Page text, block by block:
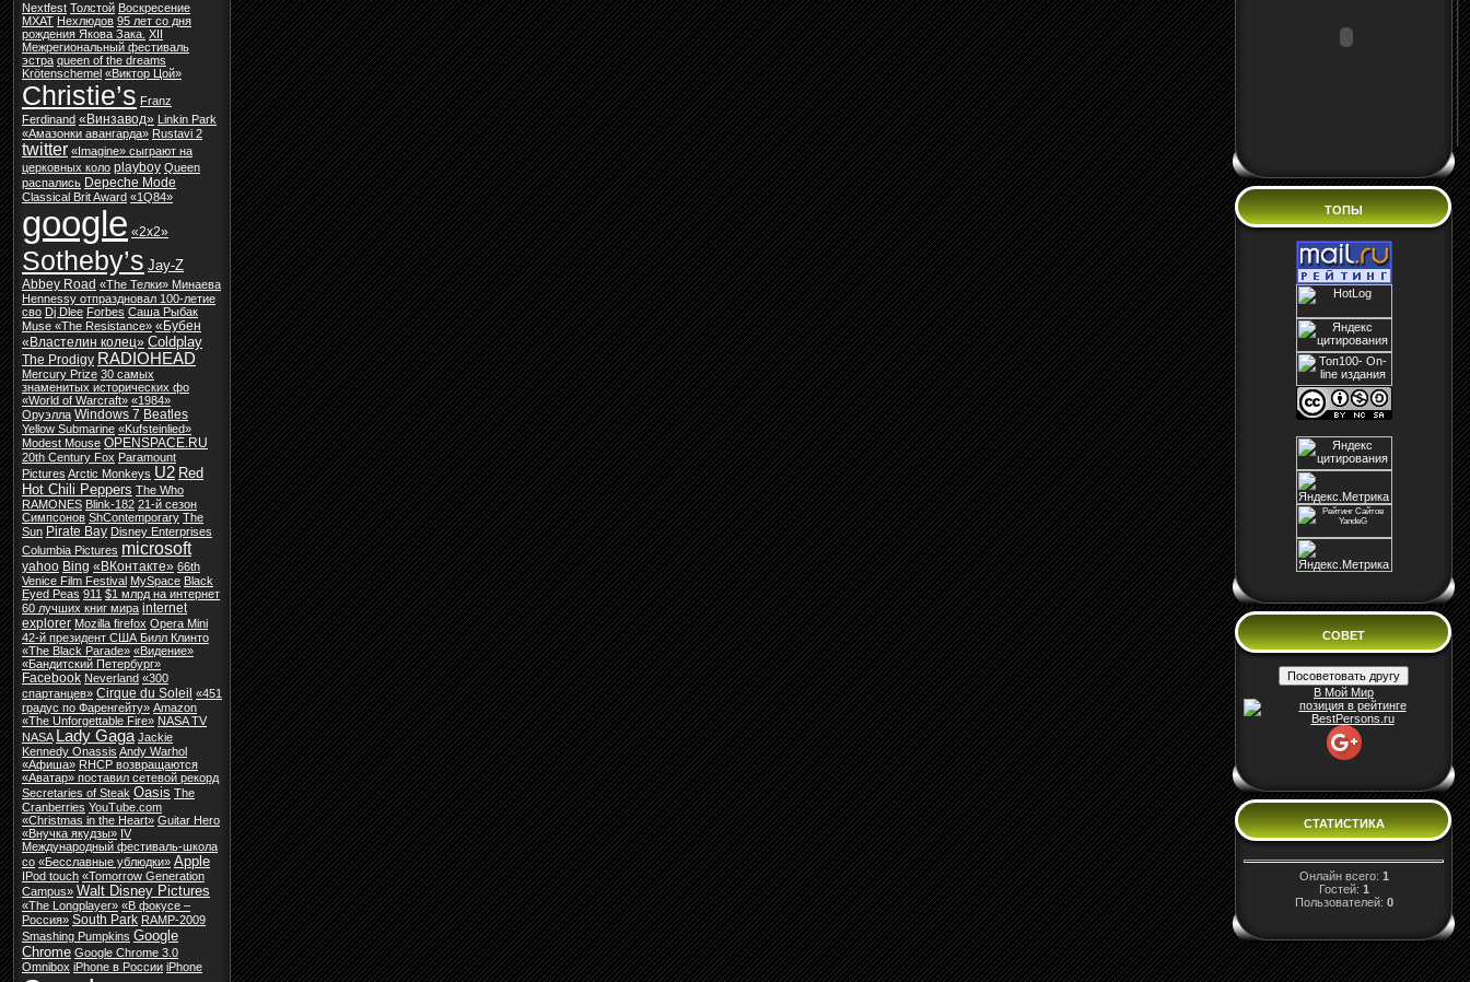
Nextfest Толстой Воскресение
МХАТ Нехлюдов 95 лет со дня
рождения Якова Зака. XII
Межрегиональный фестиваль
эстра queen of the dreams
Krötenschemel «Виктор Цой»
Christie’s Franz
Ferdinand «Винзавод» Linkin Park
«Амазонки авангарда» Rustavi 2
twitter «Imagine» сыграют на
церковных коло playboy Queen
распались Depeche Mode
Classical Brit Award «1Q84»
google «2х2»
Sotheby’s Jay-Z
Abbey Road «The Телки» Минаева
Hennessy отпраздновал 100-летие
сво Dj Dlee Forbes Cаша Рыбак
Muse «The Resistance» «Бубен
«Властелин колец» Coldplay
The Prodigy RADIOHEAD
Mercury Prize 30 самых
знаменитых исторических фо
«World of Warcraft» «1984»
Оруэлла Windows 7 Beatles
Yellow Submarine «Kufsteinlied»
Modest Mouse OPENSPACE.RU
20th Century Fox Paramount
Pictures Arctic Monkeys U2 Red
Hot Chili Peppers The Who
RAMONES Blink-182 21-й сезон
Симпсонов ShContemporary The
Sun Pirate Bay Disney Enterprises
Columbia Pictures microsoft
yahoo Bing «ВКонтакте» 66th
Venice Film Festival MySpace Black
Eyed Peas 911 $1 млрд на интернет
60 лучших книг мира internet
explorer Mozilla firefox Opera Mini
42-й президент США Билл Клинто
«The Black Parade» «Видение»
«Бандитский Петербург»
Facebook Neverland «300
спартанцев» Cirque du Soleil «451
градус по Фаренгейту» Amazon
«The Unforgettable Fire» NASA TV
NASA Lady Gaga Jackie
Kennedy Onassis Andy Warhol
«Афиша» RHCP возвращаются
«Аватар» поставил сетевой рекорд
Secretaries of Steak Oasis The
Cranberries YouTube.com
«Christmas in the Heart» Guitar Hero
«Внучка якудзы» IV
Международный фестиваль-школа
со «Бесславные ублюдки» Apple
IPod touch «Tomorrow Generation
Campus» Walt Disney Pictures
«The Longplayer» «В фокусе –
Россия» South Park RAMP-2009
Smashing Pumpkins Google
Chrome Google Chrome 3.0
Omnibox iPhone в России iPhone
ТОПЫ
СОВЕТ
В Мой Мир
СТАТИСТИКА
Онлайн всего: 1
Гостей: 1
Пользователей: 0